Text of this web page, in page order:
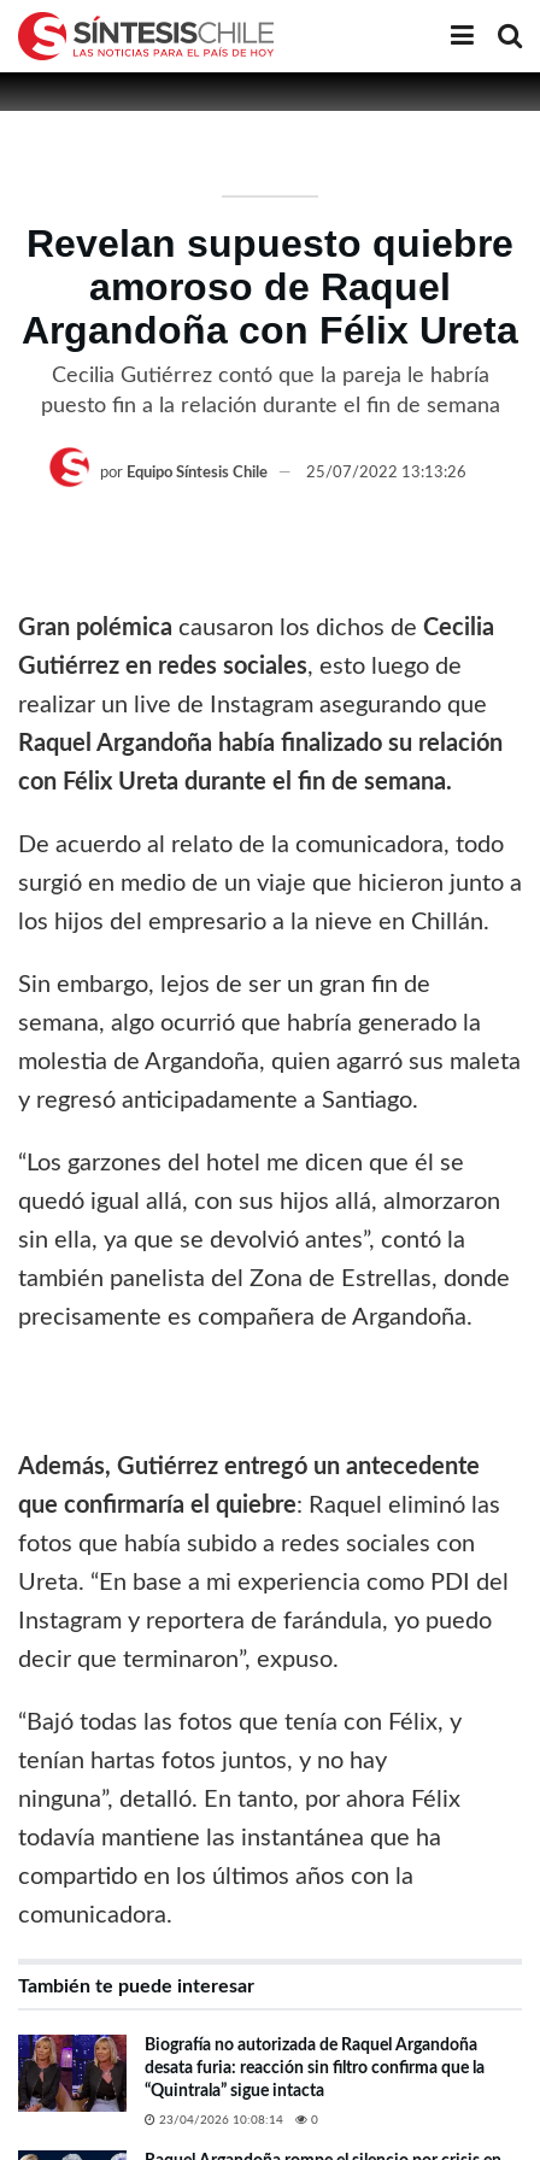
Revelan supuesto quiebre
amoroso de Raquel
Argandoña con Félix Ureta
Cecilia Gutiérrez contó que la pareja le habría
puesto fin a la relación durante el fin de semana
por Equipo Síntesis Chile 25/07/2022 13:13:26
Gran polémica causaron los dichos de Cecilia
Gutiérrez en redes sociales, esto luego de
realizar un live de Instagram asegurando que
Raquel Argandoña había finalizado su relación
con Félix Ureta durante el fin de semana.
De acuerdo al relato de la comunicadora, todo
surgió en medio de un viaje que hicieron junto a
los hijos del empresario a la nieve en Chillán.
Sin embargo, lejos de ser un gran fin de
semana, algo ocurrió que habría generado la
molestia de Argandoña, quien agarró sus maleta
y regresó anticipadamente a Santiago.
“Los garzones del hotel me dicen que él se
quedó igual allá, con sus hijos allá, almorzaron
sin ella, ya que se devolvió antes”, contó la
también panelista del Zona de Estrellas, donde
precisamente es compañera de Argandoña.
Además, Gutiérrez entregó un antecedente
que confirmaría el quiebre: Raquel eliminó las
fotos que había subido a redes sociales con
Ureta. “En base a mi experiencia como PDI del
Instagram y reportera de farándula, yo puedo
decir que terminaron”, expuso.
“Bajó todas las fotos que tenía con Félix, y
tenían hartas fotos juntos, y no hay
ninguna”, detalló. En tanto, por ahora Félix
todavía mantiene las instantánea que ha
compartido en los últimos años con la
comunicadora.
También te puede interesar
Biografía no autorizada de Raquel Argandoña
desata furia: reacción sin filtro confirma que la
“Quintrala” sigue intacta
23/04/2026 10:08:14 0